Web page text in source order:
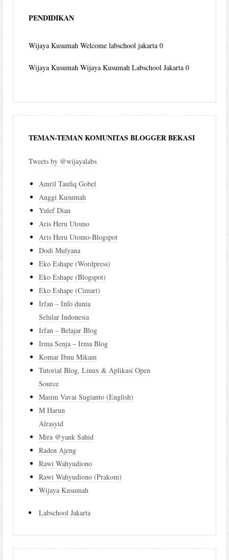
PENDIDIKAN
Wijaya Kusumah Welcome labschool jakarta 0
Wijaya Kusumah Wijaya Kusumah Labschool Jakarta 0
TEMAN-TEMAN KOMUNITAS BLOGGER BEKASI
Tweets by @wijayalabs
Amril Taufiq Gobel
Anggi Kusumah
Yulef Dian
Aris Heru Utomo
Aris Heru Utomo-Blogspot
Dodi Mulyana
Eko Eshape (Wordpress)
Eko Eshape (Blogspot)
Eko Eshape (Cimart)
Irfan – Info dunia
Selular Indonesia
Irfan – Belajar Blog
Irma Senja – Irma Blog
Komar Ibnu Mikam
Tutorial Blog, Linux & Aplikasi Open
Source
Masim Vavai Sugianto (English)
M Harun
Alrasyid
Mira @yank Sahid
Raden Ajeng
Rawi Wahyudiono
Rawi Wahyudiono (Prakom)
Wijaya Kusumah
Labschool Jakarta